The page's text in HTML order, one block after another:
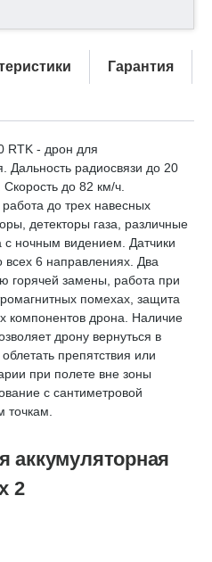
Гарантия
RTK - дрон для
радиосвязи до 20
до 82 км/ч.
до трех навесных
детекторы газа, различные
с ночным видением. Датчики
всех 6 направлениях. Два
горячей замены, работа при
помехах, защита
компонентов дрона. Наличие
дрону вернуться в
препятствия или
при полете вне зоны
с сантиметровой
точкам.
аккумуляторная
2